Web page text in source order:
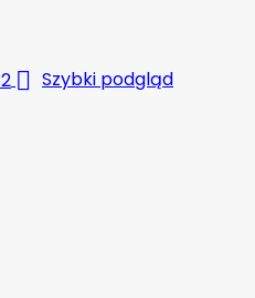
 Szybki podgląd